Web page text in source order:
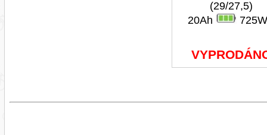
(29/27,5)
20Ah